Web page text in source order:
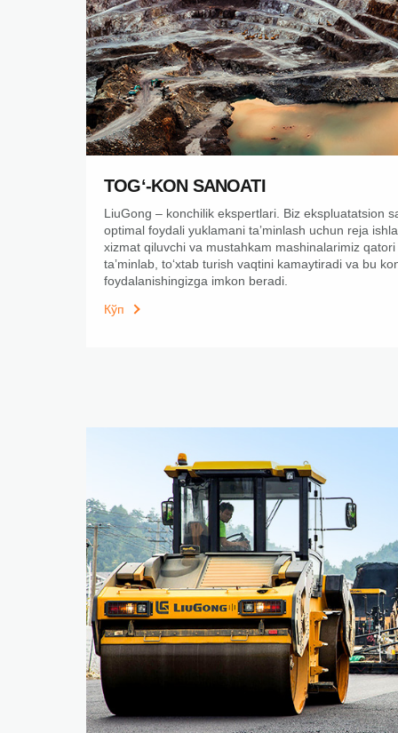
TOGʻ-KON SANOATI
LiuGong – konchilik ekspertlari. Biz ekspluatatsion
optimal foydali yuklamani taʼminlash uchun reja
xizmat qiluvchi va mustahkam mashinalarimiz
taʼminlab, toʻxtab turish vaqtini kamaytiradi va bu
foydalanishingizga imkon beradi.
Кўп